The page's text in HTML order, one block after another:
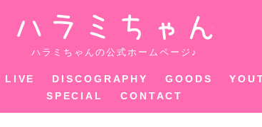
ハラミち
ハラミちゃんの公式ホームページ♪
LIVE DISCOGRAPHY GOODS
SPECIAL
CONTACT